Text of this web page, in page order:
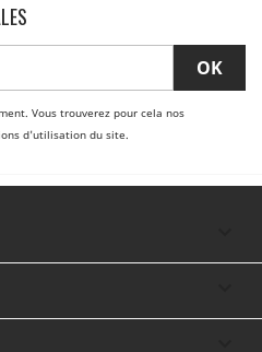
Vous trouverez pour cela nos
d'utilisation du site.